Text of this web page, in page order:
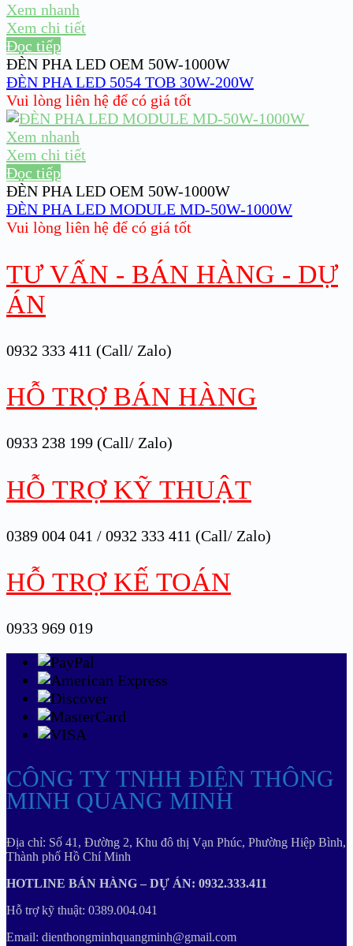
Xem nhanh
Xem chi tiết
Đọc tiếp
ĐÈN PHA LED OEM 50W-1000W
ĐÈN PHA LED 5054 TOB 30W-200W
Vui lòng liên hệ để có giá tốt
Xem nhanh
Xem chi tiết
Đọc tiếp
ĐÈN PHA LED OEM 50W-1000W
ĐÈN PHA LED MODULE MD-50W-1000W
Vui lòng liên hệ để có giá tốt
TƯ VẤN - BÁN HÀNG - DỰ
ÁN
0932 333 411 (Call/ Zalo)
HỖ TRỢ BÁN HÀNG
0933 238 199 (Call/ Zalo)
HỖ TRỢ KỸ THUẬT
0389 004 041 / 0932 333 411 (Call/ Zalo)
HỖ TRỢ KẾ TOÁN
0933 969 019
CÔNG TY TNHH ĐIỆN THÔNG
MINH QUANG MINH
Địa chỉ: Số 41, Đường 2, Khu đô thị Vạn Phúc, Phường Hiệp Bình,
Thành phố Hồ Chí Minh
HOTLINE BÁN HÀNG – DỰ ÁN: 0932.333.411
Hỗ trợ kỹ thuật: 0389.004.041
Email: dienthongminhquangminh@gmail.com